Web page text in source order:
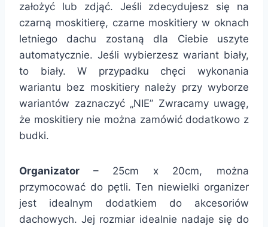
założyć lub zdjąć. Jeśli zdecydujesz się na
czarną moskitierę, czarne moskitiery w oknach
letniego dachu zostaną dla Ciebie uszyte
automatycznie. Jeśli wybierzesz wariant biały,
to biały. W przypadku chęci wykonania
wariantu bez moskitiery należy przy wyborze
wariantów zaznaczyć „NIE” Zwracamy uwagę,
że moskitiery nie można zamówić dodatkowo z
budki.
Organizator – 25cm x 20cm, można
przymocować do pętli. Ten niewielki organizer
jest idealnym dodatkiem do akcesoriów
dachowych. Jej rozmiar idealnie nadaje się do